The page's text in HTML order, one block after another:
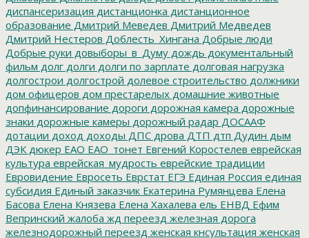
диспансеризация дистанционка дистанционное
образование Дмитрий Меведев Дмитрий Медведев
Дмитрий Нестеров Доблесть_Хингана Добрые люди
Добрые руки довыборы_в_Думу дождь документальный
фильм долг долги долги по зарплате долговая нагрузка
долгострои долгострой долевое строительство должники
дом офицеров дом престарелых домашние животные
допфинансирование дороги дорожная камера дорожные
знаки дорожные камеры дорожный радар ДОСААФ
дотации доход доходы ДПС дрова ДТП дтп Дудин дым
ДЭК дюкер ЕАО ЕАО_тонет Евгений Коростелев еврейская
культура еврейская_мудрость еврейские традиции
Евровидение Евросеть Еврстат ЕГЭ Единая Россия единая
субсидия Единый заказчик Екатерина Румянцева Елена
Басова Елена Князева Елена Хахалева ель ЕНВД Ефим
Вепринский жалоба жд переезд железная дорога
железнодорожный переезд женская кнсультация женская